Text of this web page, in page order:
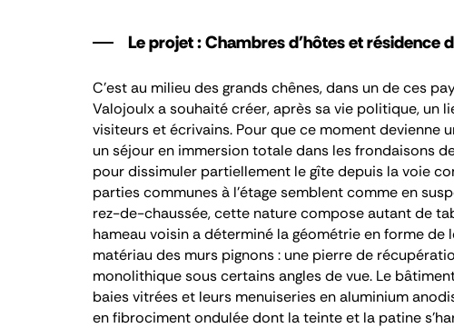
Le projet : Chambres d'hôtes et résidence
C’est au milieu des grands chênes, dans un de ces
Valojoulx a souhaité créer, après sa vie politique,
visiteurs et écrivains. Pour que ce moment devienne
un séjour en immersion totale dans les frondaisons
pour dissimuler partiellement le gîte depuis la voie
parties communes à l’étage semblent comme en
rez-de-chaussée, cette nature compose autant de
hameau voisin a déterminé la géométrie en forme
matériau des murs pignons : une pierre de
monolithique sous certains angles de vue. Le
baies vitrées et leurs menuiseries en aluminium
en fibrociment ondulée dont la teinte et la patine